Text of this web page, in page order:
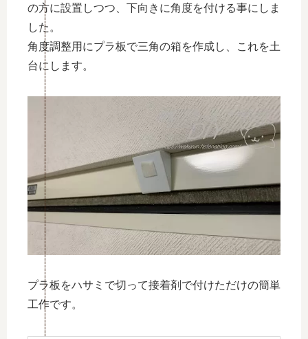
の方に設置しつつ、下向きに角度を付ける事にしま
した。
角度調整用にプラ板で三角の箱を作成し、これを土
台にします。
プラ板をハサミで切って接着剤で付けただけの簡単
工作です。